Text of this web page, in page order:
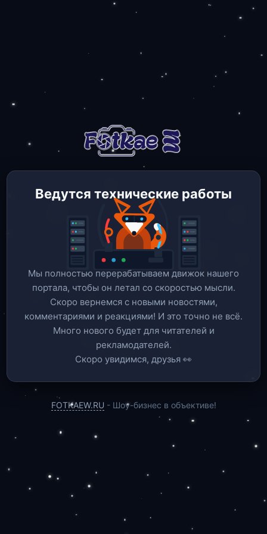
Ведутся технические работы
Мы полностью перерабатываем движок нашего
портала, чтобы он летал со скоростью мысли.
Скоро вернемся c новыми новостями,
комментариями и реакциями! И это точно не всё.
Много нового будет для читателей и
рекламодателей.
Скоро увидимся, друзья 👀
FOTKAEW.RU - Шоу-бизнес в объективе!